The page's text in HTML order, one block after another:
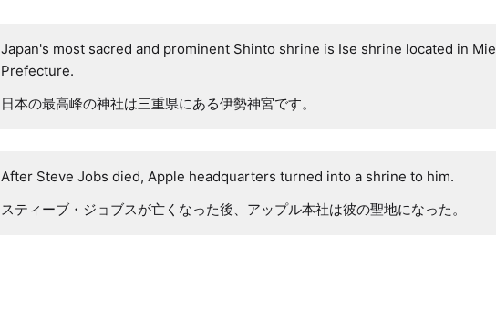
Japan's most sacred and prominent Shinto shrine is Ise shrine located in Mie
Prefecture.
日本の最高峰の神社は三重県にある伊勢神宮です。
After Steve Jobs died, Apple headquarters turned into a shrine to him.
スティーブ・ジョブスが亡くなった後、アップル本社は彼の聖地になった。